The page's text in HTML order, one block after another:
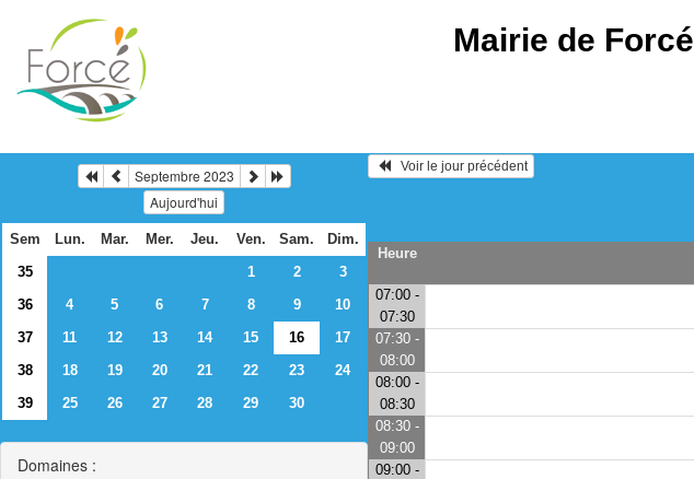
Mairie de Forcé
Septembre 2023
Aujourd'hui
Sem Lun. Mar. Mer. Jeu. Ven. Sam.
Dim.
35
1 2
3
36
4 5 6 7 8 9
10
37
11 12 13 14 15 16
17
38
18 19 20 21 22 23
24
39
25 26 27 28 29 30
Domaines :
   Voir le jour précédent
Heure
07:00 -
07:30
07:30 -
08:00
08:00 -
08:30
08:30 -
09:00
09:00 -